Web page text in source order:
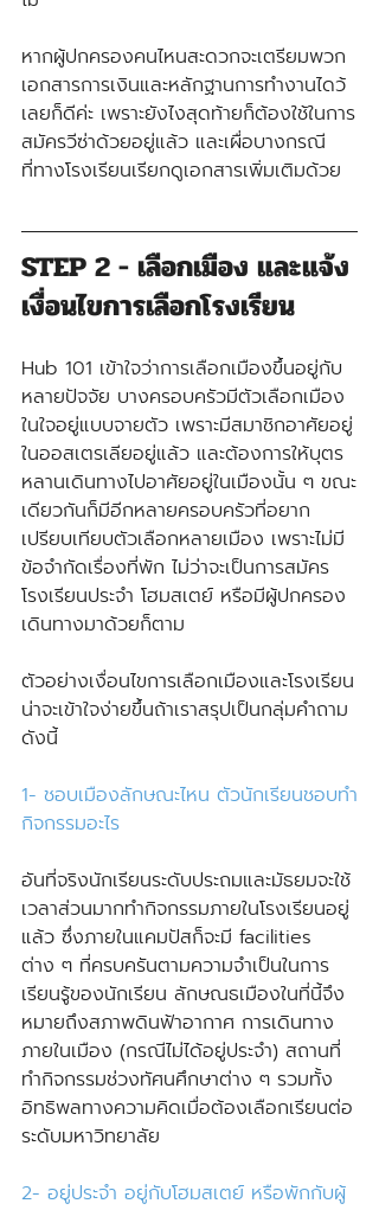
หากผู้ปกครองคนไหนสะดวกจะเตรียมพวก
เอกสารการเงินและหลักฐานการทำงานไดว้
เลยก็ดีค่ะ เพราะยังไงสุดท้ายก็ต้องใช้ในการ
สมัครวีซ่าด้วยอยู่แล้ว และเผื่อบางกรณี
ที่ทางโรงเรียนเรียกดูเอกสารเพิ่มเติมด้วย
STEP 2 - เลือกเมือง และแจ้ง
เงื่อนไขการเลือกโรงเรียน
Hub 101 เข้าใจว่าการเลือกเมืองขึ้นอยู่กับ
หลายปัจจัย บางครอบครัวมีตัวเลือกเมือง
ในใจอยู่แบบจายตัว เพราะมีสมาชิกอาศัยอยู่
ในออสเตรเลียอยู่แล้ว และต้องการให้บุตร
หลานเดินทางไปอาศัยอยู่ในเมืองนั้น ๆ ขณะ
เดียวกันก็มีอีกหลายครอบครัวที่อยาก
เปรียบเทียบตัวเลือกหลายเมือง เพราะไม่มี
ข้อจำกัดเรื่องที่พัก ไม่ว่าจะเป็นการสมัคร
โรงเรียนประจำ โฮมสเตย์ หรือมีผู้ปกครอง
เดินทางมาด้วยก็ตาม
ตัวอย่างเงื่อนไขการเลือกเมืองและโรงเรียน
น่าจะเข้าใจง่ายขึ้นถ้าเราสรุปเป็นกลุ่มคำถาม
ดังนี้
1- ชอบเมืองลักษณะไหน ตัวนักเรียนชอบทำ
กิจกรรมอะไร
อันที่จริงนักเรียนระดับประถมและมัธยมจะใช้
เวลาส่วนมากทำกิจกรรมภายในโรงเรียนอยู่
แล้ว ซึ่งภายในแคมปัสก็จะมี facilities
ต่าง ๆ ที่ครบครันตามความจำเป็นในการ
เรียนรู้ของนักเรียน ลักษณธเมืองในที่นี้จึง
หมายถึงสภาพดินฟ้าอากาศ การเดินทาง
ภายในเมือง (กรณีไม่ได้อยู่ประจำ) สถานที่
ทำกิจกรรมช่วงทัศนศึกษาต่าง ๆ รวมทั้ง
อิทธิพลทางความคิดเมื่อต้องเลือกเรียนต่อ
ระดับมหาวิทยาลัย
2- อยู่ประจำ อยู่กับโฮมสเตย์ หรือพักกับผู้